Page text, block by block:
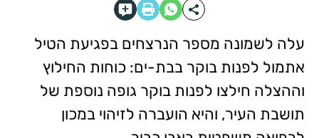
עלה לשמונה מספר הנרצחים בפגיעת הטיל
אתמול לפנות בוקר בבת-ים: כוחות החילוץ
וההצלה חילצו לפנות בוקר גופה נוספת של
תושבת העיר, והיא הועברה לזיהוי במכון